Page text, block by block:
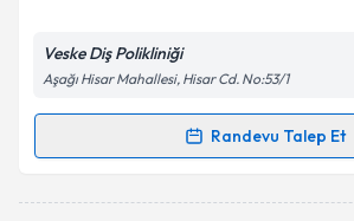
Veske Diş Polikliniği
Aşağı Hisar Mahallesi, Hisar Cd. No:53/1
Randevu Talep Et
Randevu Takvimi Talebi